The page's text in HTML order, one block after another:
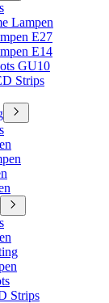
Lampen
E27
E14
GU10
Strips
Strips